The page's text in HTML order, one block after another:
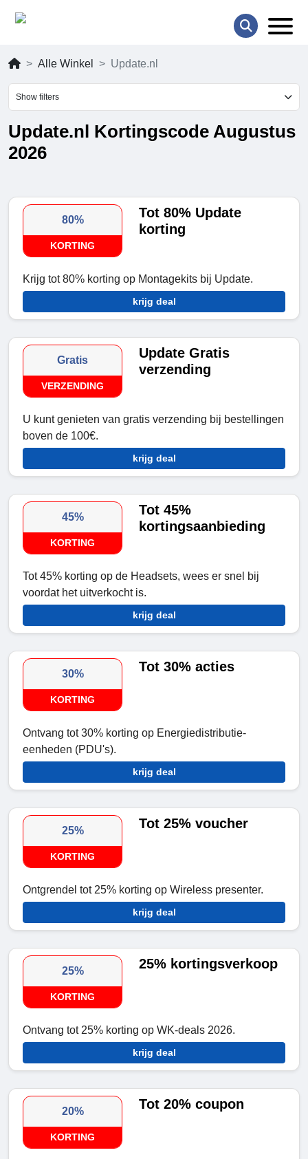
Alle Winkel Update.nl
Show filters
Update.nl Kortingscode Augustus
2026
80%
KORTING
Tot 80% Update
korting
Krijg tot 80% korting op Montagekits bij Update.
krijg deal
Gratis
VERZENDING
Update Gratis
verzending
U kunt genieten van gratis verzending bij bestellingen
boven de 100€.
krijg deal
45%
KORTING
Tot 45%
kortingsaanbieding
Tot 45% korting op de Headsets, wees er snel bij
voordat het uitverkocht is.
krijg deal
30%
KORTING
Tot 30% acties
Ontvang tot 30% korting op Energiedistributie-
eenheden (PDU's).
krijg deal
25%
KORTING
Tot 25% voucher
Ontgrendel tot 25% korting op Wireless presenter.
krijg deal
25%
KORTING
25% kortingsverkoop
Ontvang tot 25% korting op WK-deals 2026.
krijg deal
20%
KORTING
Tot 20% coupon